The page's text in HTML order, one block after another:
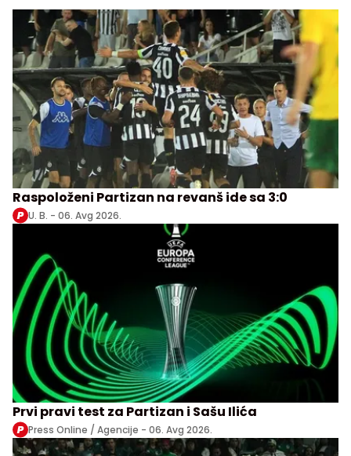
Raspoloženi Partizan na revanš ide sa 3:0
U. B. - 06. Avg 2026.
Prvi pravi test za Partizan i Sašu Ilića
Press Online / Agencije - 06. Avg 2026.